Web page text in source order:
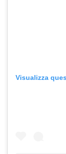
Visualizza